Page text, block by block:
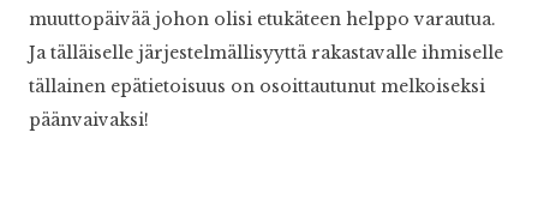
muuttopäivää johon olisi etukäteen helppo varautua.
Ja tälläiselle järjestelmällisyyttä rakastavalle ihmiselle
tällainen epätietoisuus on osoittautunut melkoiseksi
päänvaivaksi!